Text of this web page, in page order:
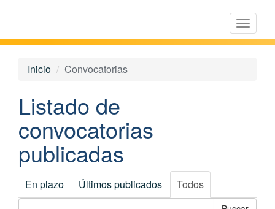
Toggle
Licitación Electrónica
Inicio Convocatorias
Listado de
convocatorias
publicadas
En plazo Últimos publicados Todos